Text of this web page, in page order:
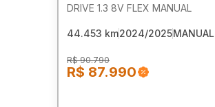
DRIVE 1.3 8V FLEX MANUAL
44.453 km2024/2025MANUAL
R$ 90.790
R$ 87.990